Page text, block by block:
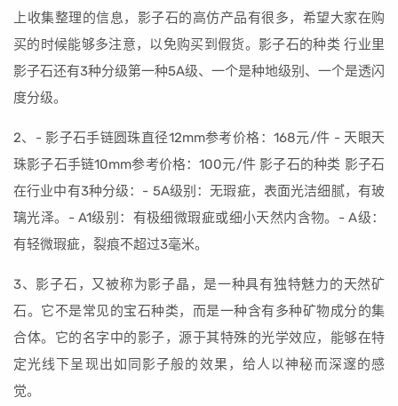
上收集整理的信息，影子石的高仿产品有很多，希望大家在购
买的时候能够多注意，以免购买到假货。影子石的种类 行业里
影子石还有3种分级第一种5A级、一个是种地级别、一个是透闪
度分级。
2、- 影子石手链圆珠直径12mm参考价格：168元/件 - 天眼天
珠影子石手链10mm参考价格：100元/件 影子石的种类 影子石
在行业中有3种分级：- 5A级别：无瑕疵，表面光洁细腻，有玻
璃光泽。- A1级别：有极细微瑕疵或细小天然内含物。- A级：
有轻微瑕疵，裂痕不超过3毫米。
3、影子石，又被称为影子晶，是一种具有独特魅力的天然矿
石。它不是常见的宝石种类，而是一种含有多种矿物成分的集
合体。它的名字中的影子，源于其特殊的光学效应，能够在特
定光线下呈现出如同影子般的效果，给人以神秘而深邃的感
觉。